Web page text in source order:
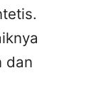
dan